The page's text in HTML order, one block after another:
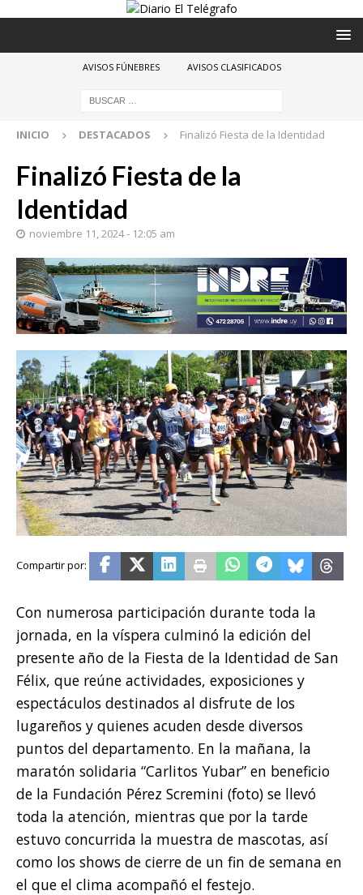
AVISOS FÚNEBRES AVISOS CLASIFICADOS
INICIO DESTACADOS Finalizó Fiesta de la Identidad
Finalizó Fiesta de la
Identidad
noviembre 11, 2024 - 12:05 am
Con numerosa participación durante toda la
jornada, en la víspera culminó la edición del
presente año de la Fiesta de la Identidad de San
Félix, que reúne actividades, exposiciones y
espectáculos destinados al disfrute de los
lugareños y quienes acuden desde diversos
puntos del departamento. En la mañana, la
maratón solidaria “Carlitos Yubar” en beneficio
de la Fundación Pérez Scremini (foto) se llevó
toda la atención, mientras que por la tarde
estuvo concurrida la muestra de mascotas, así
como los shows de cierre de un fin de semana en
el que el clima acompañó el festejo.